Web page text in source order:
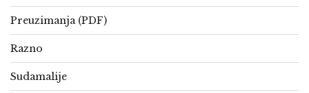
Preuzimanja (PDF)
Razno
Sudamalije